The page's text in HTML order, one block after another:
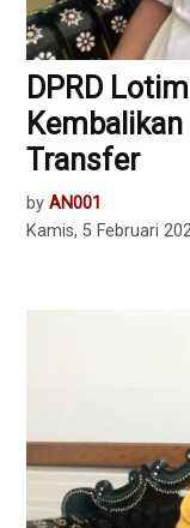
DPRD
Kembalikan
Transfer
by AN001
Kamis, 5 Februari